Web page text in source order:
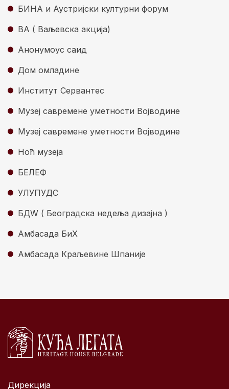
БИНА и Аустријски културни форум
ВА ( Ваљевска акција)
Анонyмоус саид
Дом омладине
Институт Сервантес
Музеј савремене уметности Војводине
Музеј савремене уметности Војводине
Ноћ музеја
БЕЛЕФ
УЛУПУДС
БДW ( Београдска недеља дизајна )
Амбасада БиХ
Амбасада Краљевине Шпаније
Дирекција